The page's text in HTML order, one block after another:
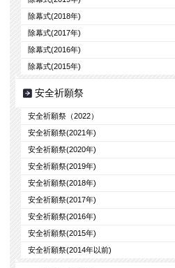
除幕式(2018年)
除幕式(2017年)
除幕式(2016年)
除幕式(2015年)
安全祈願祭
安全祈願祭（2022）
安全祈願祭(2021年)
安全祈願祭(2020年)
安全祈願祭(2019年)
安全祈願祭(2018年)
安全祈願祭(2017年)
安全祈願祭(2016年)
安全祈願祭(2015年)
安全祈願祭(2014年以前)